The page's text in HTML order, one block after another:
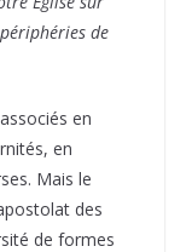
de
en
en
Mais le
des
de formes